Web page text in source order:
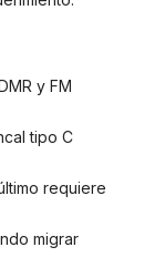
y FM
tipo C
requiere
migrar